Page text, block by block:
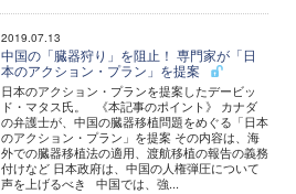
2019.07.13
中国の「臓器狩り」を阻止！ 専門家が「日
本のアクション・プラン」を提案
日本のアクション・プランを提案したデービッ
ド・マタス氏。 《本記事のポイント》 カナダ
の弁護士が、中国の臓器移植問題をめぐる「日本
のアクション・プラン」を提案 その内容は、海
外での臓器移植法の適用、渡航移植の報告の義務
付けなど 日本政府は、中国の人権弾圧について
声を上げるべき 中国では、強...